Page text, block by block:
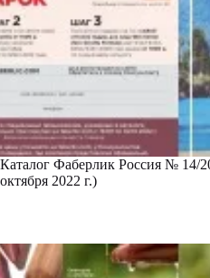
Каталог Фаберлик Россия № 14/
октября 2022 г.)